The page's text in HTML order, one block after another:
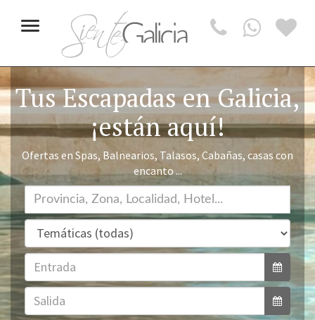
Toggle
navigation
Tus Escapadas en Galicia,
¡están aquí!
Ofertas en Spas, Balnearios, Talasos, Cabañas, casas con
encanto ...